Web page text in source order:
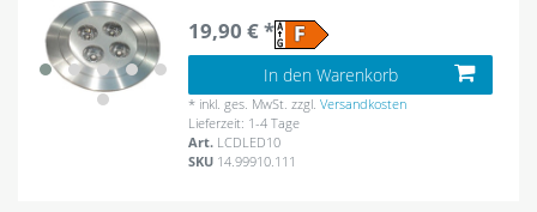
19,90 € *
In den Warenkorb
* inkl. ges. MwSt. zzgl.Versandkosten
Lieferzeit: 1-4 Tage
Art. LCDLED10
SKU 14.99910.111